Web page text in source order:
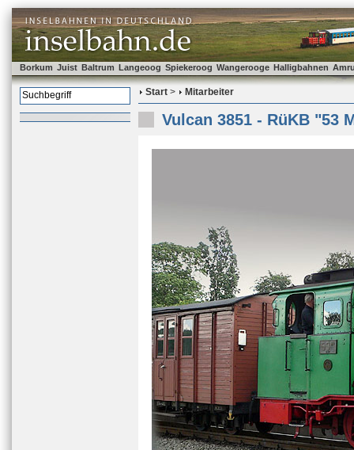
Borkum Juist Baltrum Langeoog Spiekeroog Wangerooge Halligbahnen
Start > Mitarbeiter
Vulcan 3851 - RüKB "53